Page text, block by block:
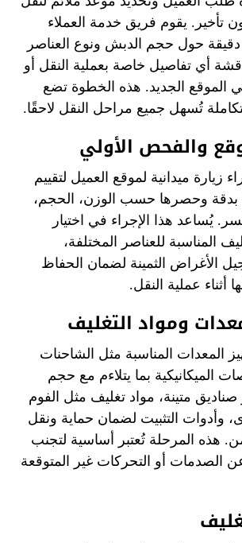
تأخير. يقوم فريق خدمة العملاء
حول حجم الدبش ونوع العناصر
أي تفاصيل خاصة بعملية النقل أو
في الموقع الجديد. هذه الخطوة تضع
تُسهل جميع مراحل النقل لاحقًا.
زيارة ميدانية لموقع العميل لتقييم
بدقة وحصرها حسب الوزن، الحجم،
يُساعد هذا الإجراء في اختيار
المناسبة للعناصر المختلفة،
الأغراض الثمينة لضمان الحفاظ
أثناء عملية النقل.
المعدات المناسبة مثل الشاحنات
الميكانيكية بما يتلاءم مع حجم
صناديق متينة، مواد تغليف مثل الفوم
وأدوات التثبيت لضمان حماية ونقل
هذه المرحلة تُعتبر أساسية لتجنب
الصدمات أو التحركات غير المتوقعة